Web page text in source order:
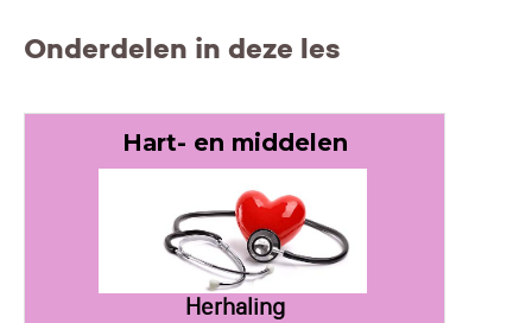
Onderdelen in deze les
Hart- en middelen
Herhaling